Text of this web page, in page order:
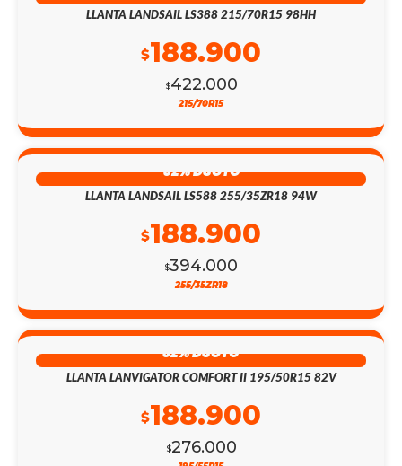
LLANTA LANDSAIL LS388 215/70R15 98HH
$422.000
$188.900
215/70R15
52% DSCTO
LLANTA LANDSAIL LS588 255/35ZR18 94W
$394.000
$188.900
255/35ZR18
32% DSCTO
LLANTA LANVIGATOR COMFORT II 195/50R15 82V
$276.000
$188.900